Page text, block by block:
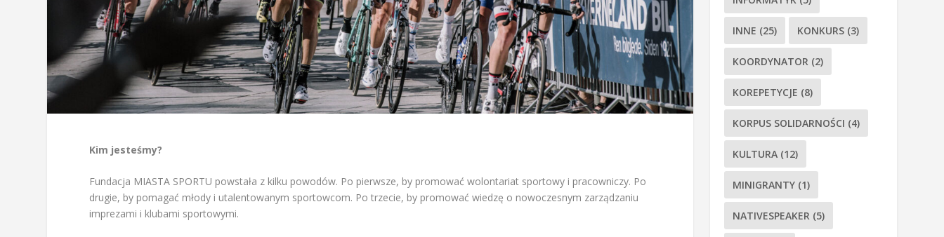
Kim jesteśmy?
Fundacja MIASTA SPORTU powstała z kilku powodów. Po pierwsze, by promować wolontariat sportowy i pracowniczy. Po
drugie, by pomagać młody i utalentowanym sportowcom. Po trzecie, by promować wiedzę o nowoczesnym zarządzaniu
imprezami i klubami sportowymi.
INNE (25) KONKURS(3)
KOORDYNATOR(2)
KOREPETYCJE (8)
KORPUS SOLIDARNOŚCI (4)
KULTURA(12)
MINIGRANTY(1)
NATIVESPEAKER(5)